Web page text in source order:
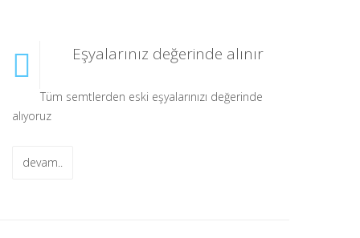
Eşyalarınız değerinde alınır
Tüm semtlerden eski eşyalarınızı değerinde
alıyoruz
devam..